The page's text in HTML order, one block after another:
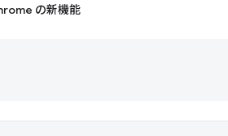
の新機能